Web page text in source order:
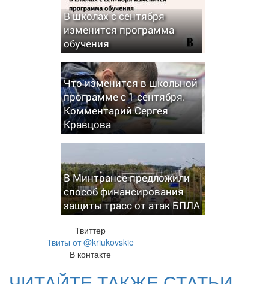
В школах с сентября
изменится программа
обучения
Что изменится в школьной
программе с 1 сентября.
Комментарий Сергея
Кравцова
В Минтрансе предложили
способ финансирования
защиты трасс от атак БПЛА
Твиттер
Твиты от @kriukovskie
В контакте